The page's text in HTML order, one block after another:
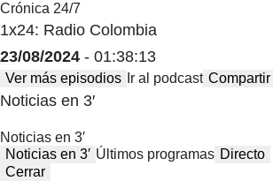
Crónica 24/7
1x24: Radio Colombia
23/08/2024 - 01:38:13
Ver más episodios Ir al podcast Compartir
Noticias en 3′
Noticias en 3′
Noticias en 3′ Últimos programas Directo
Cerrar